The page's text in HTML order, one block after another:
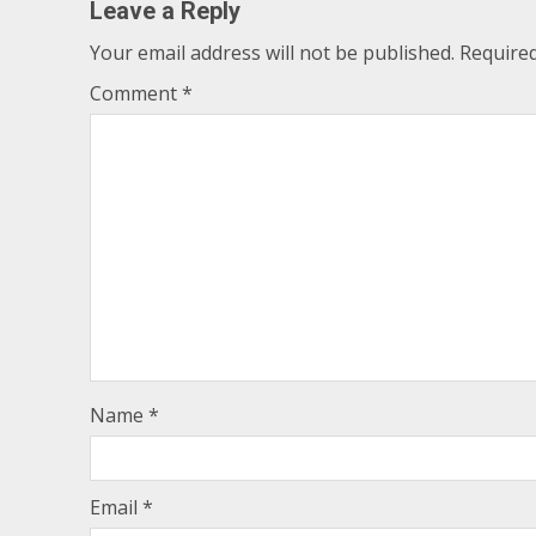
Leave a Reply
Your email address will not be published.
Comment*
Name *
Email *